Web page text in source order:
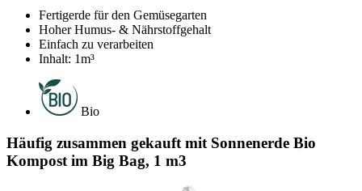
Fertigerde für den Gemüsegarten
Hoher Humus- & Nährstoffgehalt
Einfach zu verarbeiten
Inhalt: 1m³
Bio
Häufig zusammen gekauft mit Sonnenerde Bio
Kompost im Big Bag, 1 m3